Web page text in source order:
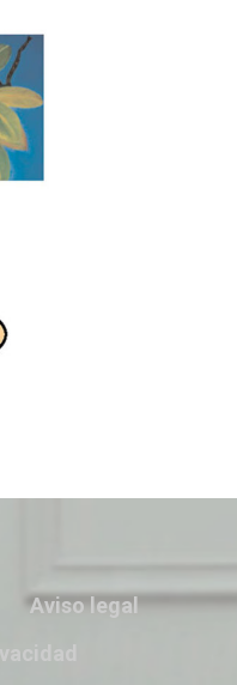
Aviso legal